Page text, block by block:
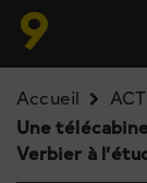
Accueil
Une
Verbier à